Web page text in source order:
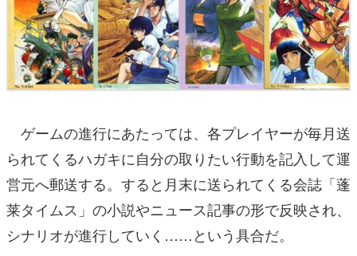
ゲームの進行にあたっては、各プレイヤーが毎月送
られてくるハガキに自分の取りたい行動を記入して運
営元へ郵送する。すると月末に送られてくる会誌「蓬
莱タイムス」の小説やニュース記事の形で反映され、
シナリオが進行していく……という具合だ。